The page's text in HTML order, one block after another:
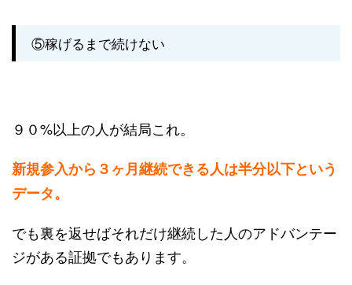
⑤稼げるまで続けない
９０%以上の人が結局これ。
新規参入から３ヶ月継続できる人は半分以下という
データ。
でも裏を返せばそれだけ継続した人のアドバンテー
ジがある証拠でもあります。